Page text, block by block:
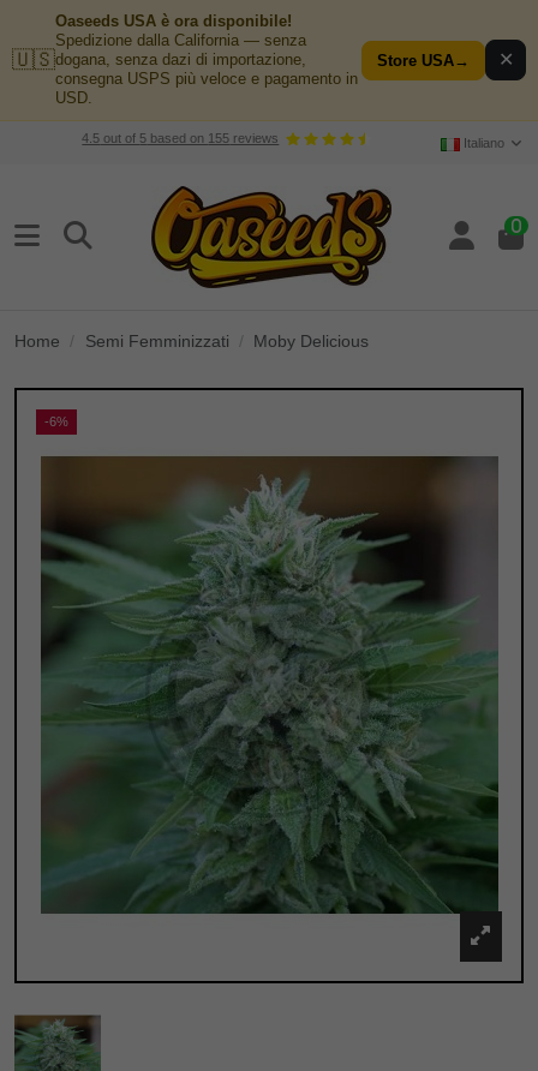
🇺🇸
Oaseeds USA è ora disponibile!
Spedizione dalla California — senza
dogana, senza dazi di importazione,
consegna USPS più veloce e pagamento in
USD.
Store USA→ ✕
4.5 out of 5 based on 155 reviews Italiano
0
Home Semi Femminizzati Moby Delicious
-6%